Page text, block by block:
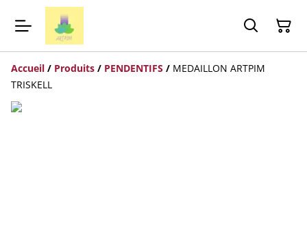
Accueil / Produits / PENDENTIFS / MEDAILLON ARTPIM
TRISKELL